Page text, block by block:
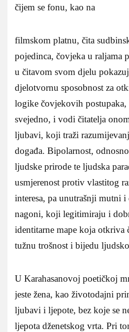
čijem se fonu, kao na
filmskom platnu, čita
pojedinca, čovjeka u raljama
u čitavom svom djelu
djelotvornu sposobnost za
logike čovjekovih
svejedno, i vodi čitatelja
ljubavi, koji traži
događa. Bipolarnost,
ljudske prirode te ljudska
usmjerenost protiv vlastitog
interesa, pa unutrašnji mutni
nagoni, koji legitimiraju i
identitarne mape koja otkriva
tužnu trošnost i bijedu
U Karahasanovoj poetičkoj
jeste žena, kao životodajni
ljubavi i ljepote, bez koje se
ljepota dženetskog vrta. Pri